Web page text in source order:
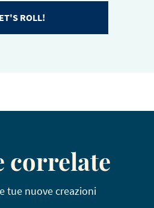
ROLL!
correlate
tue nuove creazioni